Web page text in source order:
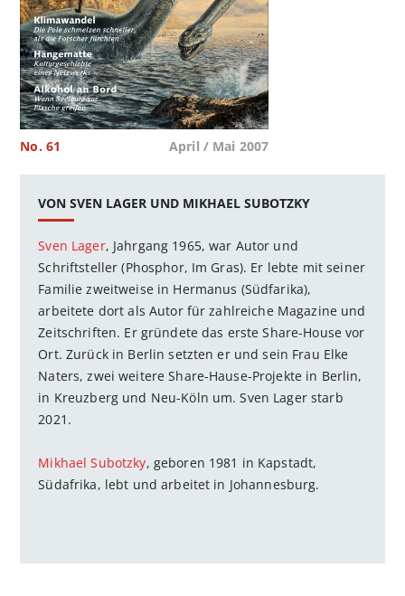
No. 61 April / Mai 2007
VON SVEN LAGER UND MIKHAEL SUBOTZKY
Sven Lager, Jahrgang 1965, war Autor und
Schriftsteller (Phosphor, Im Gras). Er lebte mit seiner
Familie zweitweise in Hermanus (Südfarika),
arbeitete dort als Autor für zahlreiche Magazine und
Zeitschriften. Er gründete das erste Share-House vor
Ort. Zurück in Berlin setzten er und sein Frau Elke
Naters, zwei weitere Share-Hause-Projekte in Berlin,
in Kreuzberg und Neu-Köln um. Sven Lager starb
2021.
Mikhael Subotzky, geboren 1981 in Kapstadt,
Südafrika, lebt und arbeitet in Johannesburg.